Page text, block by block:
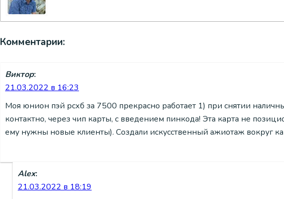
Комментарии:
Виктор:
21.03.2022 в 16:23
Моя юнион пэй рсхб за 7500 прекрасно работает 1) при снятии
контактно, через чип карты, с введением пинкода! Эта карта не
ему нужны новые клиенты). Создали искусственный ажиотаж вокруг
Alex:
21.03.2022 в 18:19